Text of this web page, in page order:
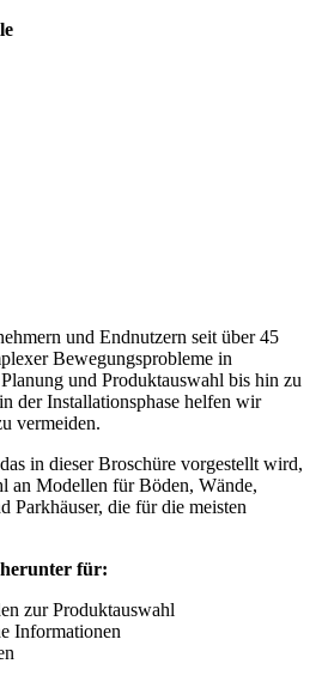
und Endnutzern seit über 45
Bewegungsprobleme in
und Produktauswahl bis hin zu
der Installationsphase helfen wir
vermeiden.
in dieser Broschüre vorgestellt wird,
an Modellen für Böden, Wände,
Parkhäuser, die für die meisten
für:
zur Produktauswahl
Informationen